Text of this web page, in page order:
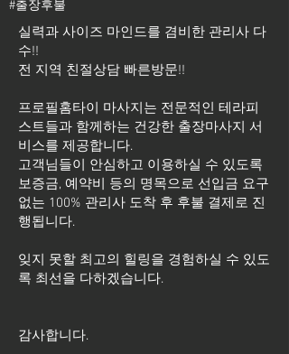
#출장후불
실력과 사이즈 마인드를 겸비한 관리사 다
수!!
전 지역 친절상담 빠른방문!!
프로필홈타이 마사지는 전문적인 테라피
스트들과 함께하는 건강한 출장마사지 서
비스를 제공합니다.
고객님들이 안심하고 이용하실 수 있도록
보증금, 예약비 등의 명목으로 선입금 요구
없는 100% 관리사 도착 후 후불 결제로 진
행됩니다.
잊지 못할 최고의 힐링을 경험하실 수 있도
록 최선을 다하겠습니다.
​감사합니다.